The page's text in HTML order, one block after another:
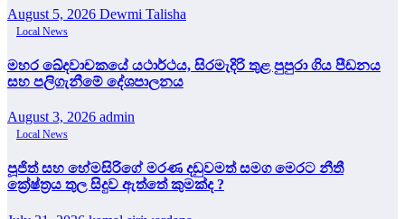
August 5, 2026 Dewmi Talisha
Local News
මහර ඛේදවාචකයේ යථාර්ථය, සිරමැදිරි තුළ පුපුරා ගිය පීඩනය
සහ පලිගැනීමේ දේශපාලනය
August 3, 2026 admin
Local News
පූජිත් සහ හේමසිරිගේ මරණ දඩුවමත් සමග මෙරට නීතී
ක්‍රේෂ්ත්‍රය තුල සිදුව ඇත්තේ කුමක්ද ?